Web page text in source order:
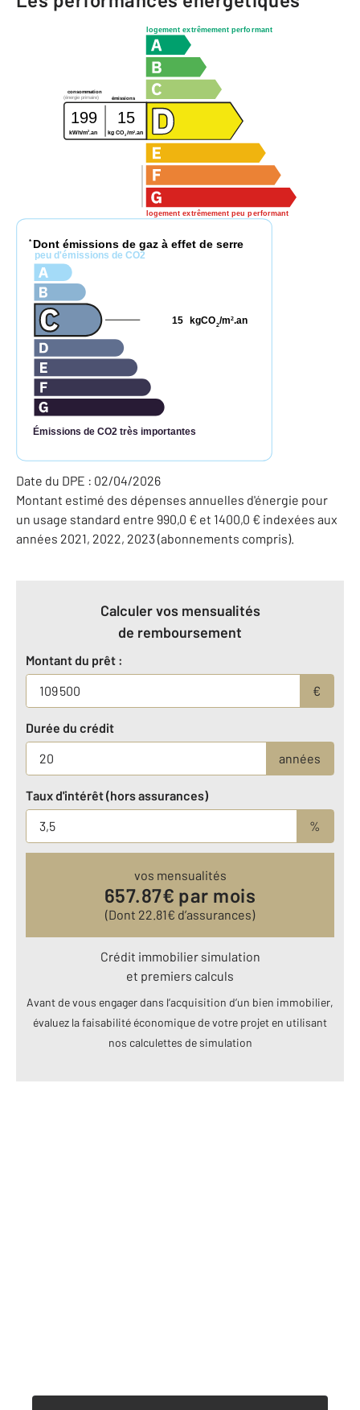
logement extrêmement performant
logement extrêmement peu performant
consommation
émissions
(énergie primaire)
199 15
kWh/m2.an kg CO2 /m2 .an
* Dont émissions de gaz à effet de serre
peu d'émissions de CO2
Émissions de CO2 très importantes
kgCO2/m2.an
15
Date du DPE : 02/04/2026
Montant estimé des dépenses annuelles d'énergie pour
un usage standard entre 990,0 € et 1400,0 € indexées aux
années 2021, 2022, 2023 (abonnements compris).
Calculer vos mensualités
de remboursement
Montant du prêt :
€
Durée du crédit
années
Taux d'intérêt (hors assurances)
%
vos mensualités
657.87€ par mois
(Dont 22.81€ d’assurances)
Crédit immobilier simulation
et premiers calculs
Avant de vous engager dans l’acquisition d’un bien immobilier,
évaluez la faisabilité économique de votre projet en utilisant
nos calculettes de simulation